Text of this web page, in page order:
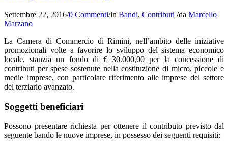
Settembre 22, 2016/0 Commenti/in Bandi, Contributi /da Marcello
Marzano
La Camera di Commercio di Rimini, nell’ambito delle iniziative
promozionali volte a favorire lo sviluppo del sistema economico
locale, stanzia un fondo di € 30.000,00 per la concessione di
contributi per spese sostenute nella costituzione di micro, piccole e
medie imprese, con particolare riferimento alle imprese del settore
del terziario avanzato.
Soggetti beneficiari
Possono presentare richiesta per ottenere il contributo previsto dal
seguente bando le nuove imprese, in possesso dei seguenti requisiti: